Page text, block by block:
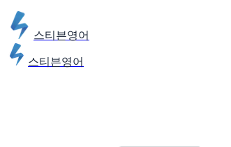
스티븐영어
스티븐영어